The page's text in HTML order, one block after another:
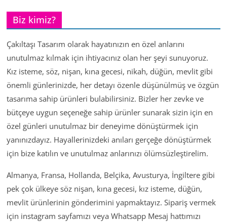
Biz kimiz?
Çakıltaşı Tasarım olarak hayatınızın en özel anlarını
unutulmaz kılmak için ihtiyacınız olan her şeyi sunuyoruz.
Kız isteme, söz, nişan, kına gecesi, nikah, düğün, mevlit gibi
önemli günlerinizde, her detayı özenle düşünülmüş ve özgün
tasarıma sahip ürünleri bulabilirsiniz. Bizler her zevke ve
bütçeye uygun seçeneğe sahip ürünler sunarak sizin için en
özel günleri unutulmaz bir deneyime dönüştürmek için
yanınızdayız. Hayallerinizdeki anıları gerçeğe dönüştürmek
için bize katılın ve unutulmaz anlarınızı ölümsüzleştirelim.
Almanya, Fransa, Hollanda, Belçika, Avusturya, İngiltere gibi
pek çok ülkeye söz nişan, kına gecesi, kız isteme, düğün,
mevlit ürünlerinin gönderimini yapmaktayız. Sipariş vermek
için instagram sayfamızı veya Whatsapp Mesaj hattımızı